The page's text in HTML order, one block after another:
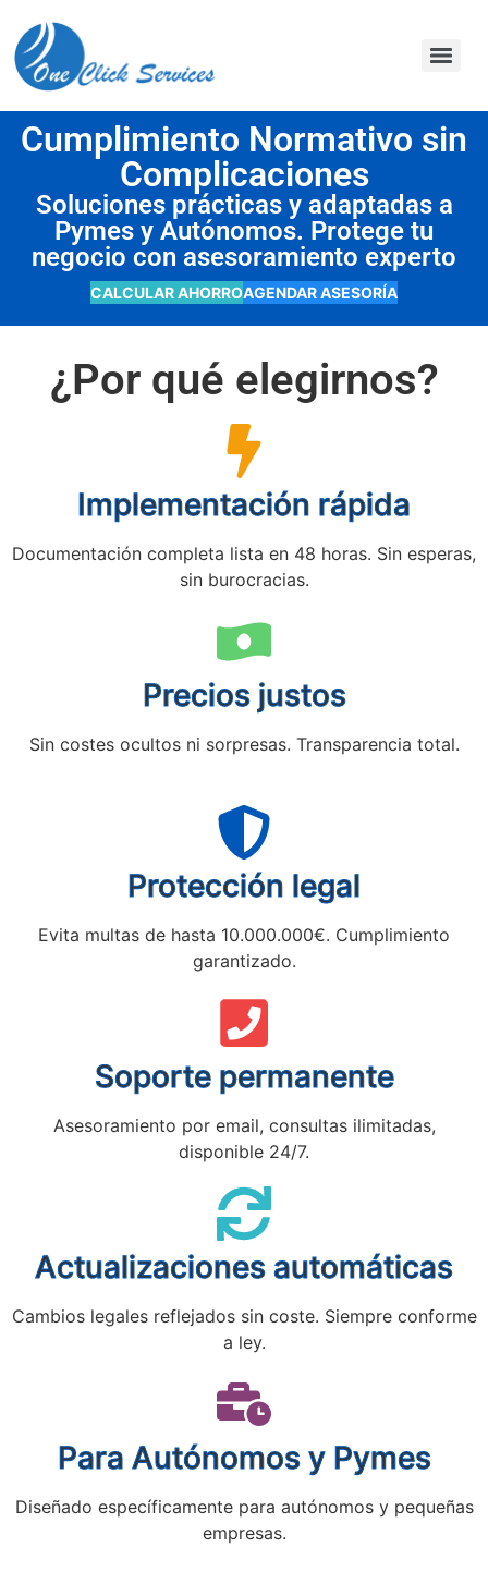
Cumplimiento Normativo sin
Complicaciones
Soluciones prácticas y adaptadas a
Pymes y Autónomos. Protege tu
negocio con asesoramiento experto
CALCULAR AHORROAGENDAR ASESORÍA
¿Por qué elegirnos?
Implementación rápida
Documentación completa lista en 48 horas. Sin esperas,
sin burocracias.
Precios justos
Sin costes ocultos ni sorpresas. Transparencia total.
Protección legal
Evita multas de hasta 10.000.000€. Cumplimiento
garantizado.
Soporte permanente
Asesoramiento por email, consultas ilimitadas,
disponible 24/7.
Actualizaciones automáticas
Cambios legales reflejados sin coste. Siempre conforme
a ley.
Para Autónomos y Pymes
Diseñado específicamente para autónomos y pequeñas
empresas.